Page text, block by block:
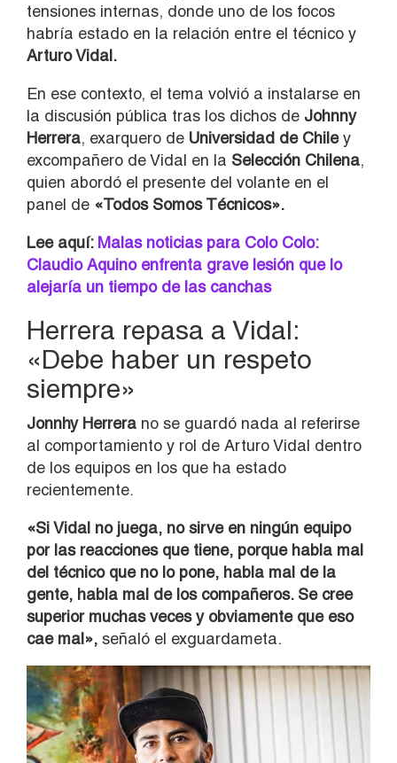
tensiones internas, donde uno de los focos
habría estado en la relación entre el técnico y
Arturo Vidal.
En ese contexto, el tema volvió a instalarse en
la discusión pública tras los dichos de Johnny
Herrera, exarquero de Universidad de Chiley
excompañero de Vidal en la Selección Chilena,
quien abordó el presente del volante en el
panel de «Todos Somos Técnicos».
Lee aquí: Malas noticias para Colo Colo:
Claudio Aquino enfrenta grave lesión que lo
alejaría un tiempo de las canchas
Herrera repasa a Vidal:
«Debe haber un respeto
siempre»
Jonnhy Herrera no se guardó nada al referirse
al comportamiento y rol de Arturo Vidal dentro
de los equipos en los que ha estado
recientemente.
«Si Vidal no juega, no sirve en ningún equipo
por las reacciones que tiene, porque habla mal
del técnico que no lo pone, habla mal de la
gente, habla mal de los compañeros. Se cree
superior muchas veces y obviamente que eso
cae mal», señaló el exguardameta.